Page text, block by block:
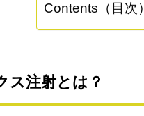
Contents（目次）
ス注射とは？